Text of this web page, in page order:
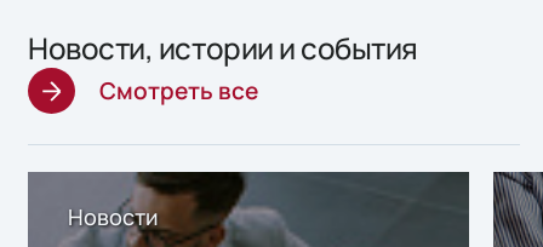
Новости, истории и события
Смотреть все
Новости